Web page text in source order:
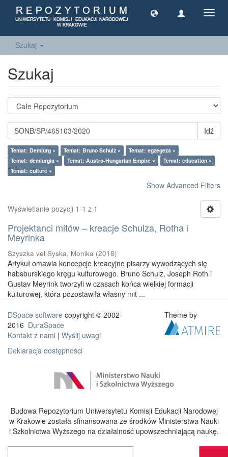
Szukaj
Szukaj
Idź
Temat: Demiurg × Temat: Bruno Schulz ×
Temat: egzegeza ×
Temat: demiurgia ×
Temat: Austro-Hungarian Empire ×
Temat: education ×
Temat: culture ×
Show Advanced Filters
Wyświetlanie pozycji 1-1 z 1
Projektanci mitów – kreacje Schulza, Rotha i
Meyrinka
Szyszka vel Syska, Monika (2018)
Artykuł omawia koncepcje kreacyjne pisarzy wywodzących się
habsburskiego kręgu kulturowego. Bruno Schulz, Joseph Roth i
Gustav Meyrink tworzyli w czasach końca wielkiej formacji
kulturowej, która pozostawiła własny mit ...
DSpace software copyright © 2002-
2016 DuraSpace
Kontakt z nami | Wyślij uwagi
Deklaracja dostępności
Theme by
Budowa Repozytorium Uniwersytetu Komisji Edukacji Narodowej
w Krakowie została sfinansowana ze środków Ministerstwa Nauki
i Szkolnictwa Wyższego na działalność upowszechniającą naukę.